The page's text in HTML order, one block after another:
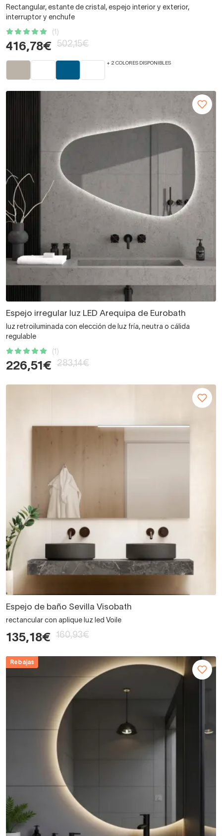
Rectangular, estante de cristal, espejo interior y exterior,
interruptor y enchufe
(1)
416,78€ 502,15€
+ 2 COLORES DISPONIBLES
Espejo irregular luz LED Arequipa de Eurobath
luz retroiluminada con elección de luz fría, neutra o cálida
regulable
(1)
226,51€ 283,14€
Espejo de baño Sevilla Visobath
rectancular con aplique luz led Voile
135,18€ 160,93€
Rebajas